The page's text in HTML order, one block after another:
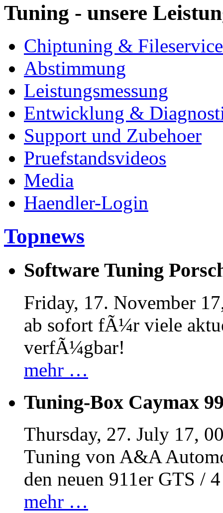
Tuning - unsere
Chiptuning & Fileservice
Abstimmung
Leistungsmessung
Entwicklung &
Support und Zubehoer
Pruefstandsvideos
Media
Haendler-Login
Topnews
Software Tuning
Friday, 17. November
ab sofort fÃ¼r viele
verfÃ¼gbar!
mehr …
Tuning-Box Caymax
Thursday, 27. July 17,
Tuning von A&A
den neuen 911er GTS /
mehr …